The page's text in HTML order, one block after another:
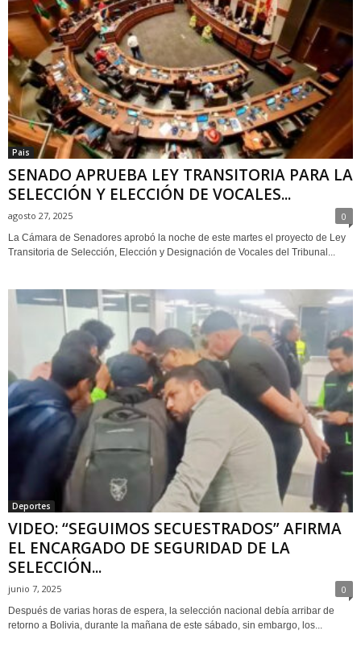
Pais
SENADO APRUEBA LEY TRANSITORIA PARA LA
SELECCIÓN Y ELECCIÓN DE VOCALES...
agosto 27, 2025 0
La Cámara de Senadores aprobó la noche de este martes el proyecto de Ley
Transitoria de Selección, Elección y Designación de Vocales del Tribunal...
Deportes
VIDEO: “SEGUIMOS SECUESTRADOS” AFIRMA
EL ENCARGADO DE SEGURIDAD DE LA
SELECCIÓN...
junio 7, 2025 0
Después de varias horas de espera, la selección nacional debía arribar de
retorno a Bolivia, durante la mañana de este sábado, sin embargo, los...